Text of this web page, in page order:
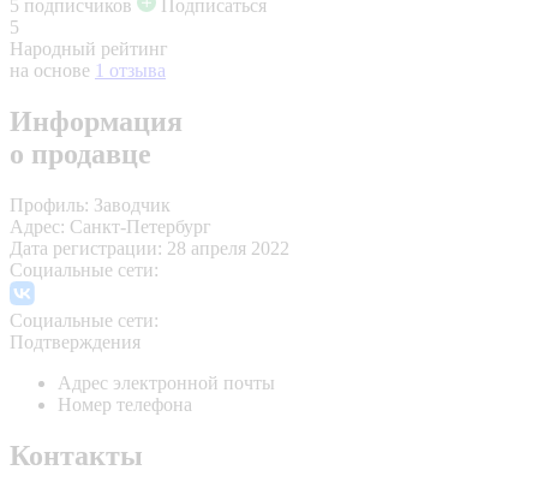
5 подписчиков
Подписаться
5
Народный рейтинг
на основе 1 отзыва
Информация
о продавце
Профиль: Заводчик
Адрес: Санкт-Петербург
Дата регистрации: 28 апреля 2022
Социальные сети:
Социальные сети:
Подтверждения
Адрес электронной почты
Номер телефона
Контакты